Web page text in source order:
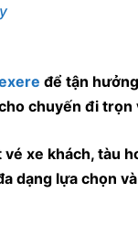
để tận
chuyến đi trọn
vé xe khách, tàu
dạng lựa chọn